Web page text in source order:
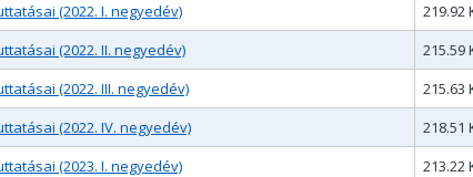
(2022. I. negyedév)
219.92
(2022. II. negyedév)
215.59
(2022. III. negyedév)
215.63
(2022. IV. negyedév)
218.51
(2023. I. negyedév)
213.22